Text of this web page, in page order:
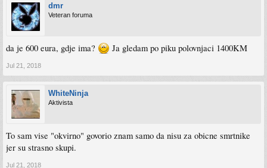
dmr
Veteran foruma
da je 600 eura, gdje ima? Ja gledam po piku polovnjaci 1400KM
Jul 21, 2018
WhiteNinja
Aktivista
To sam vise "okvirno" govorio znam samo da nisu za obicne smrtnike
jer su strasno skupi.
Jul 21, 2018